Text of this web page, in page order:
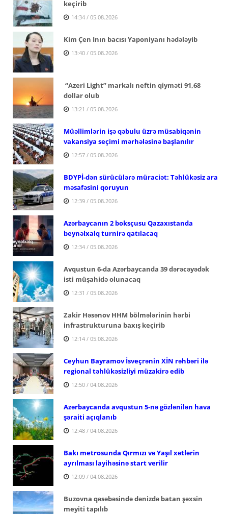
keçirib
14:34 / 05.08.2026
Kim Çen Inın bacısı Yaponiyanı hədələyib
13:40 / 05.08.2026
“Azeri Light” markalı neftin qiyməti 91,68
dollar olub
13:21 / 05.08.2026
Müəllimlərin işə qəbulu üzrə müsabiqənin
vakansiya seçimi mərhələsinə başlanılır
12:57 / 05.08.2026
BDYPİ-dən sürücülərə müraciət: Təhlükəsiz ara
məsafəsini qoruyun
12:39 / 05.08.2026
Azərbaycanın 2 boksçusu Qazaxıstanda
beynəlxalq turnirə qatılacaq
12:34 / 05.08.2026
Avqustun 6-da Azərbaycanda 39 dərəcəyədək
isti müşahidə olunacaq
12:31 / 05.08.2026
Zakir Həsənov HHM bölmələrinin hərbi
infrastrukturuna baxış keçirib
12:14 / 05.08.2026
Ceyhun Bayramov İsveçrənin XİN rəhbəri ilə
regional təhlükəsizliyi müzakirə edib
12:50 / 04.08.2026
Azərbaycanda avqustun 5-nə gözlənilən hava
şəraiti açıqlanıb
12:48 / 04.08.2026
Bakı metrosunda Qırmızı və Yaşıl xətlərin
ayrılması layihəsinə start verilir
12:09 / 04.08.2026
Buzovna qəsəbəsində dənizdə batan şəxsin
meyiti tapılıb